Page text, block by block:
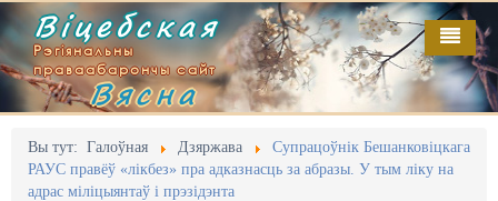
Віцебская
Рэгіянальны
праваабарончы сайт
Вясна
Вы тут: Галоўная Дзяржава
Супрацоўнік Бешанковіцкага
РАУС правёў «лікбез» пра адказнасць за абразы. У тым ліку на
адрас міліцыянтаў і прэзідэнта
Галоўная
Адміністрацыйны перасьлед
Акцыі
Выданьні
Відэа